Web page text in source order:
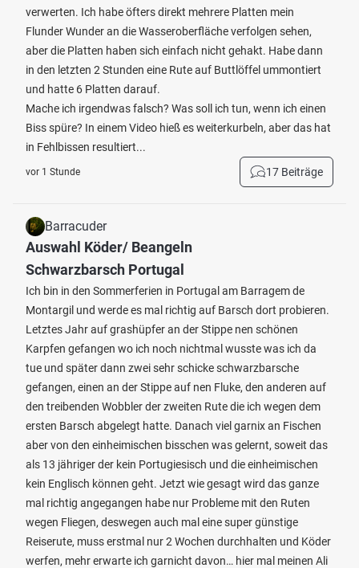
verwerten. Ich habe öfters direkt mehrere Platten mein
Flunder Wunder an die Wasseroberfläche verfolgen sehen,
aber die Platten haben sich einfach nicht gehakt. Habe dann
in den letzten 2 Stunden eine Rute auf Buttlöffel ummontiert
und hatte 6 Platten darauf.
Mache ich irgendwas falsch? Was soll ich tun, wenn ich einen
Biss spüre? In einem Video hieß es weiterkurbeln, aber das hat
in Fehlbissen resultiert...
vor 1 Stunde 17 Beiträge
Barracuder
Auswahl Köder/ Beangeln
Schwarzbarsch Portugal
Ich bin in den Sommerferien in Portugal am Barragem de
Montargil und werde es mal richtig auf Barsch dort probieren.
Letztes Jahr auf grashüpfer an der Stippe nen schönen
Karpfen gefangen wo ich noch nichtmal wusste was ich da
tue und später dann zwei sehr schicke schwarzbarsche
gefangen, einen an der Stippe auf nen Fluke, den anderen auf
den treibenden Wobbler der zweiten Rute die ich wegen dem
ersten Barsch abgelegt hatte. Danach viel garnix an Fischen
aber von den einheimischen bisschen was gelernt, soweit das
als 13 jähriger der kein Portugiesisch und die einheimischen
kein Englisch können geht. Jetzt wie gesagt wird das ganze
mal richtig angegangen habe nur Probleme mit den Ruten
wegen Fliegen, deswegen auch mal eine super günstige
Reiserute, muss erstmal nur 2 Wochen durchhalten und Köder
werfen, mehr erwarte ich garnicht davon… hier mal meinen Ali